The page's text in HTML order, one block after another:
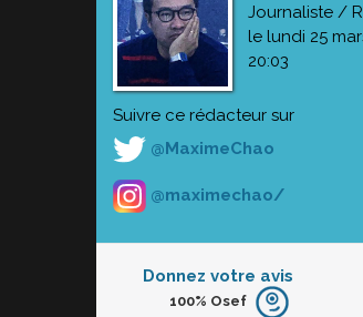
Journaliste /
le lundi 25
20:03
Suivre ce rédacteur sur
@MaximeChao
@maximechao/
Donnez votre avis
Furieux
100% Osef